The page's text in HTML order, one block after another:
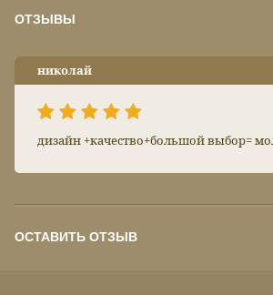
ОТЗЫВЫ
николай
дизайн +качество+большой выбор=
ОСТАВИТЬ ОТЗЫВ